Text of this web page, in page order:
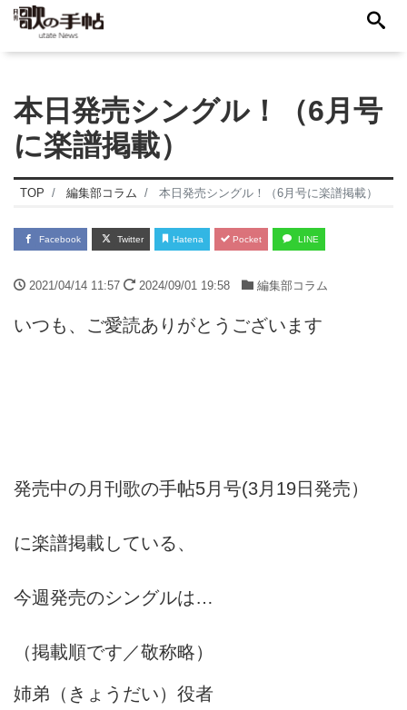
本日発売シングル！（6月号
に楽譜掲載）
TOP 編集部コラム 本日発売シングル！（6月号に楽譜掲載）
Facebook Twitter Hatena Pocket LINE
2021/04/14 11:57 2024/09/01 19:58 編集部コラム
いつも、ご愛読ありがとうございます
発売中の月刊歌の手帖5月号(3月19日発売）
に楽譜掲載している、
今週発売のシングルは…
（掲載順です／敬称略）
姉弟（きょうだい）役者